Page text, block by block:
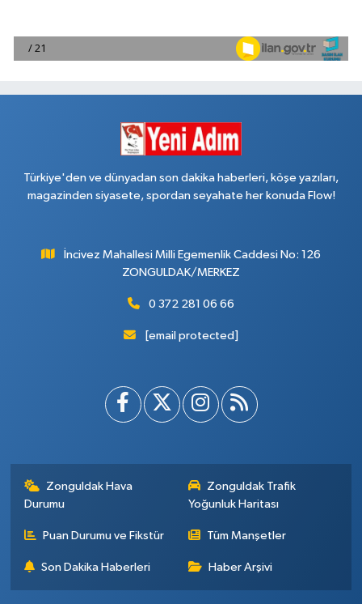
Türkiye'den ve dünyadan son dakika haberleri, köşe yazıları,
magazinden siyasete, spordan seyahate her konuda Flow!
İncivez Mahallesi Milli Egemenlik Caddesi No: 126
ZONGULDAK/MERKEZ
0 372 281 06 66
[email protected]
Zonguldak Hava
Durumu
Zonguldak Trafik
Yoğunluk Haritası
Puan Durumu ve Fikstür Tüm Manşetler
Son Dakika Haberleri Haber Arşivi